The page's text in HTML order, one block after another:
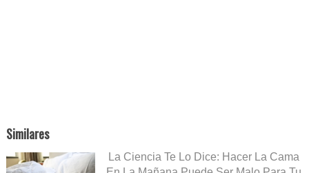
Similares
La Ciencia Te Lo Dice: Hacer La Cama